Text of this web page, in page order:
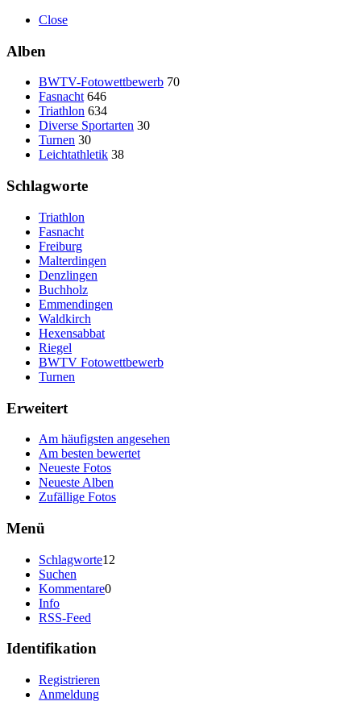
Close
Alben
BWTV-Fotowettbewerb 70
Fasnacht 646
Triathlon 634
Diverse Sportarten 30
Turnen 30
Leichtathletik 38
Schlagworte
Triathlon
Fasnacht
Freiburg
Malterdingen
Denzlingen
Buchholz
Emmendingen
Waldkirch
Hexensabbat
Riegel
BWTV Fotowettbewerb
Turnen
Erweitert
Am häufigsten angesehen
Am besten bewertet
Neueste Fotos
Neueste Alben
Zufällige Fotos
Menü
Schlagworte12
Suchen
Kommentare0
Info
RSS-Feed
Identifikation
Registrieren
Anmeldung